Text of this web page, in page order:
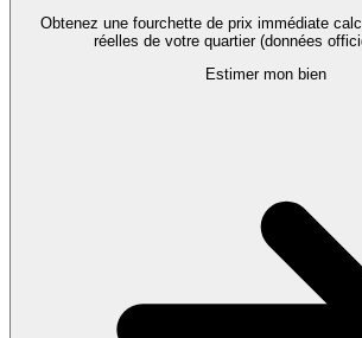
Obtenez une fourchette de prix immédiate
réelles de votre quartier (données
Estimer mon bien